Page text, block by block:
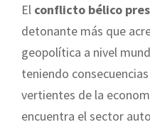
El conflicto bélico
detonante más que
geopolítica a nivel
teniendo
vertientes de la
encuentra el sector